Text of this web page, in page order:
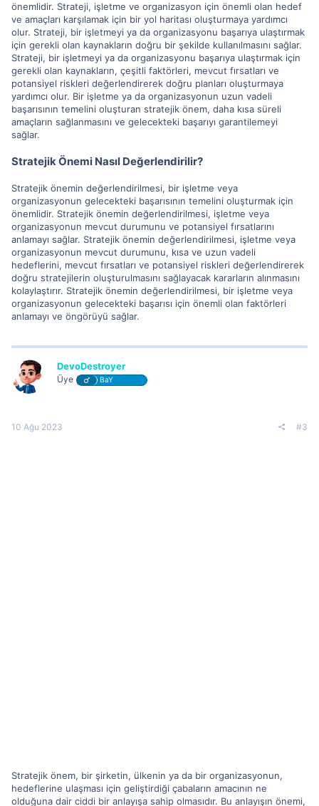
önemlidir. Strateji, işletme ve organizasyon için önemli olan hedef
ve amaçları karşılamak için bir yol haritası oluşturmaya yardımcı
olur. Strateji, bir işletmeyi ya da organizasyonu başarıya ulaştırmak
için gerekli olan kaynakların doğru bir şekilde kullanılmasını sağlar.
Strateji, bir işletmeyi ya da organizasyonu başarıya ulaştırmak için
gerekli olan kaynakların, çeşitli faktörleri, mevcut fırsatları ve
potansiyel riskleri değerlendirerek doğru planları oluşturmaya
yardımcı olur. Bir işletme ya da organizasyonun uzun vadeli
başarısının temelini oluşturan stratejik önem, daha kısa süreli
amaçların sağlanmasını ve gelecekteki başarıyı garantilemeyi
sağlar.
Stratejik Önemi Nasıl Değerlendirilir?
Stratejik önemin değerlendirilmesi, bir işletme veya
organizasyonun gelecekteki başarısının temelini oluşturmak için
önemlidir. Stratejik önemin değerlendirilmesi, işletme veya
organizasyonun mevcut durumunu ve potansiyel fırsatlarını
anlamayı sağlar. Stratejik önemin değerlendirilmesi, işletme veya
organizasyonun mevcut durumunu, kısa ve uzun vadeli
hedeflerini, mevcut fırsatları ve potansiyel riskleri değerlendirerek
doğru stratejilerin oluşturulmasını sağlayacak kararların alınmasını
kolaylaştırır. Stratejik önemin değerlendirilmesi, bir işletme veya
organizasyonun gelecekteki başarısı için önemli olan faktörleri
anlamayı ve öngörüyü sağlar.
DevoDestroyer
Üye BaY
10 Ağu 2023 #3
Stratejik önem, bir şirketin, ülkenin ya da bir organizasyonun,
hedeflerine ulaşması için geliştirdiği çabaların amacının ne
olduğuna dair ciddi bir anlayışa sahip olmasıdır. Bu anlayışın önemi,